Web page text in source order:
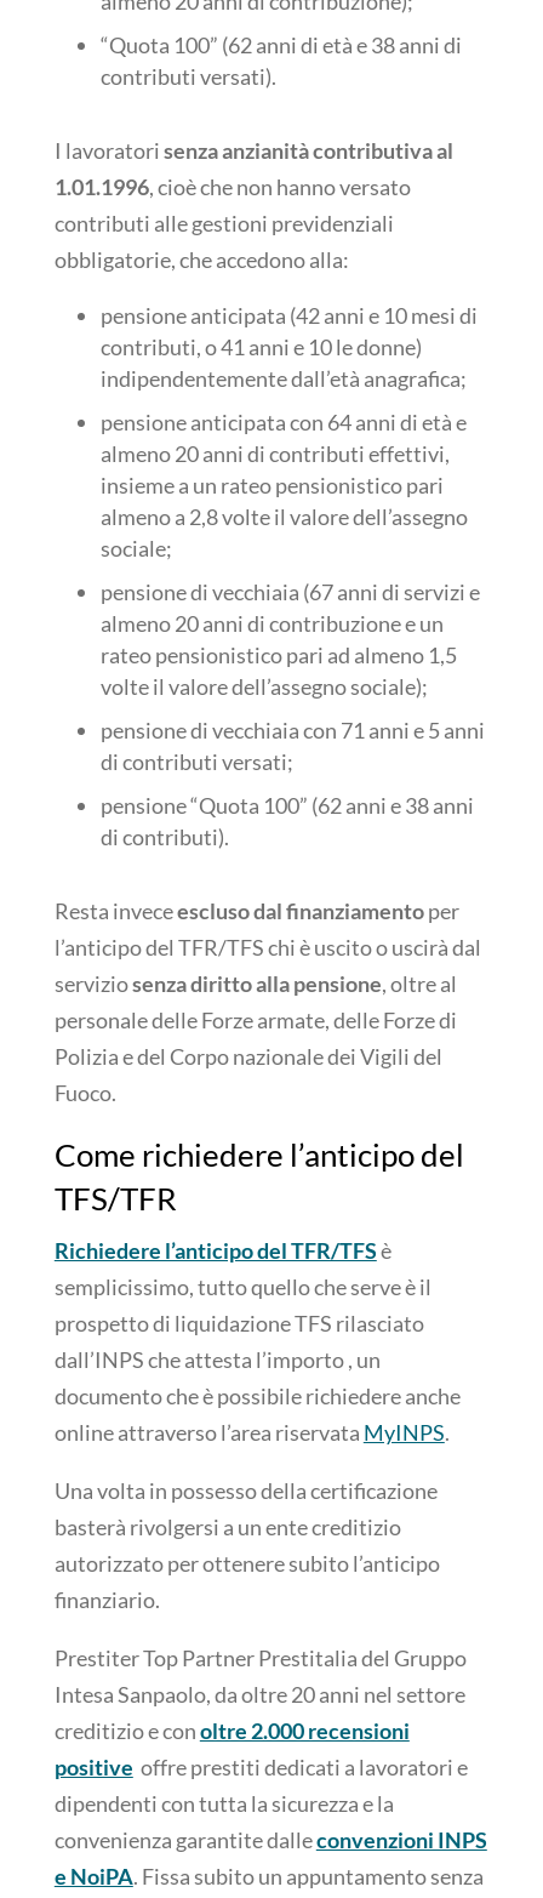
“Quota 100” (62 anni di età e 38 anni di
contributi versati).
I lavoratorisenza anzianità contributiva al
1.01.1996, cioè che non hanno versato
contributi alle gestioni previdenziali
obbligatorie, che accedono alla:
pensione anticipata (42 anni e 10 mesi di
contributi, o 41 anni e 10 le donne)
indipendentemente dall’età anagrafica;
pensione anticipata con 64 anni di età e
almeno 20 anni di contributi effettivi,
insieme a un rateo pensionistico pari
almeno a 2,8 volte il valore dell’assegno
sociale;
pensione di vecchiaia (67 anni di servizi e
almeno 20 anni di contribuzione e un
rateo pensionistico pari ad almeno 1,5
volte il valore dell’assegno sociale);
pensione di vecchiaia con 71 anni e 5 anni
di contributi versati;
pensione “Quota 100” (62 anni e 38 anni
di contributi).
Resta inveceescluso dal finanziamentoper
l’anticipo del TFR/TFS chi è uscito o uscirà dal
serviziosenza diritto alla pensione, oltre al
personale delle Forze armate, delle Forze di
Polizia e del Corpo nazionale dei Vigili del
Fuoco.
Come richiedere l’anticipo del
TFS/TFR
Richiedere l’anticipo del TFR/TFSè
semplicissimo, tutto quello che serve è il
prospetto di liquidazione TFS rilasciato
dall’INPS che attesta l’importo , un
documento che è possibile richiedere anche
online attraverso l’area riservata MyINPS.
Una volta in possesso della certificazione
basterà rivolgersi a un ente creditizio
autorizzato per ottenere subito l’anticipo
finanziario.
Prestiter Top Partner Prestitalia del Gruppo
Intesa Sanpaolo, da oltre 20 anni nel settore
creditizio e conoltre 2.000 recensioni
positive offre prestiti dedicati a lavoratori e
dipendenti con tutta la sicurezza e la
convenienza garantite dalleconvenzioni INPS
e NoiPA. Fissa subito un appuntamento senza